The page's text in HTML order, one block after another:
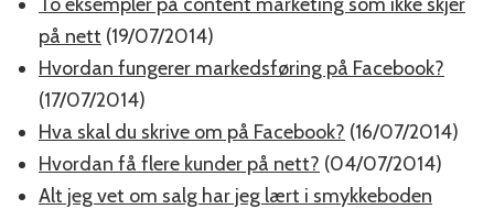
på nett (19/07/2014)
Hvordan fungerer markedsføring på Facebook?
(17/07/2014)
Hva skal du skrive om på Facebook? (16/07/2014)
Hvordan få flere kunder på nett? (04/07/2014)
Alt jeg vet om salg har jeg lært i smykkeboden